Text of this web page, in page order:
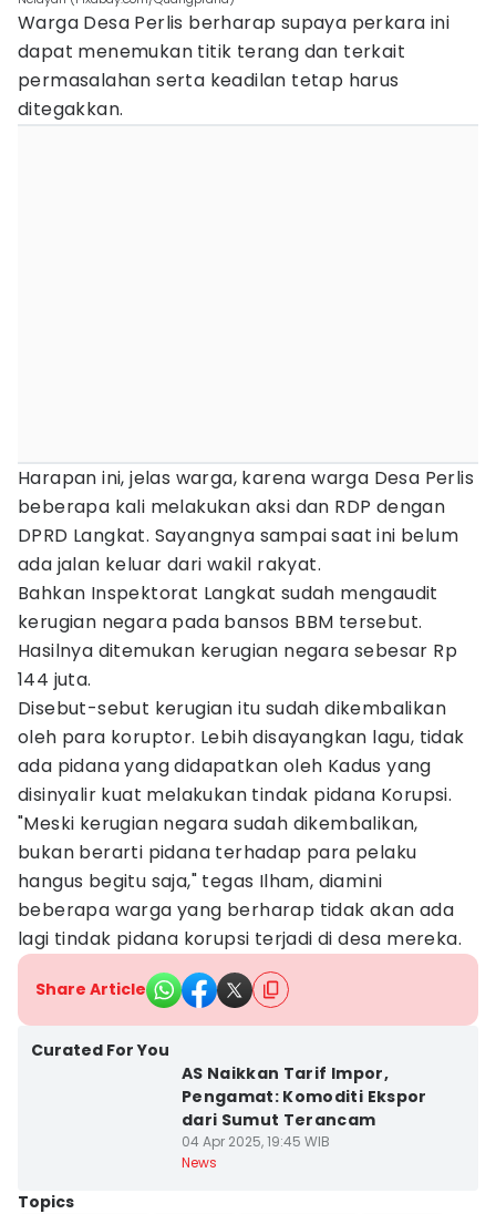
Warga Desa Perlis berharap supaya perkara ini
dapat menemukan titik terang dan terkait
permasalahan serta keadilan tetap harus
ditegakkan.
Harapan ini, jelas warga, karena warga Desa Perlis
beberapa kali melakukan aksi dan RDP dengan
DPRD Langkat. Sayangnya sampai saat ini belum
ada jalan keluar dari wakil rakyat.
Bahkan Inspektorat Langkat sudah mengaudit
kerugian negara pada bansos BBM tersebut.
Hasilnya ditemukan kerugian negara sebesar Rp
144 juta.
Disebut-sebut kerugian itu sudah dikembalikan
oleh para koruptor. Lebih disayangkan lagu, tidak
ada pidana yang didapatkan oleh Kadus yang
disinyalir kuat melakukan tindak pidana Korupsi.
"Meski kerugian negara sudah dikembalikan,
bukan berarti pidana terhadap para pelaku
hangus begitu saja," tegas Ilham, diamini
beberapa warga yang berharap tidak akan ada
lagi tindak pidana korupsi terjadi di desa mereka.
Share Article
Curated For You
AS Naikkan Tarif Impor,
Pengamat: Komoditi Ekspor
dari Sumut Terancam
04 Apr 2025, 19:45 WIB
News
Topics